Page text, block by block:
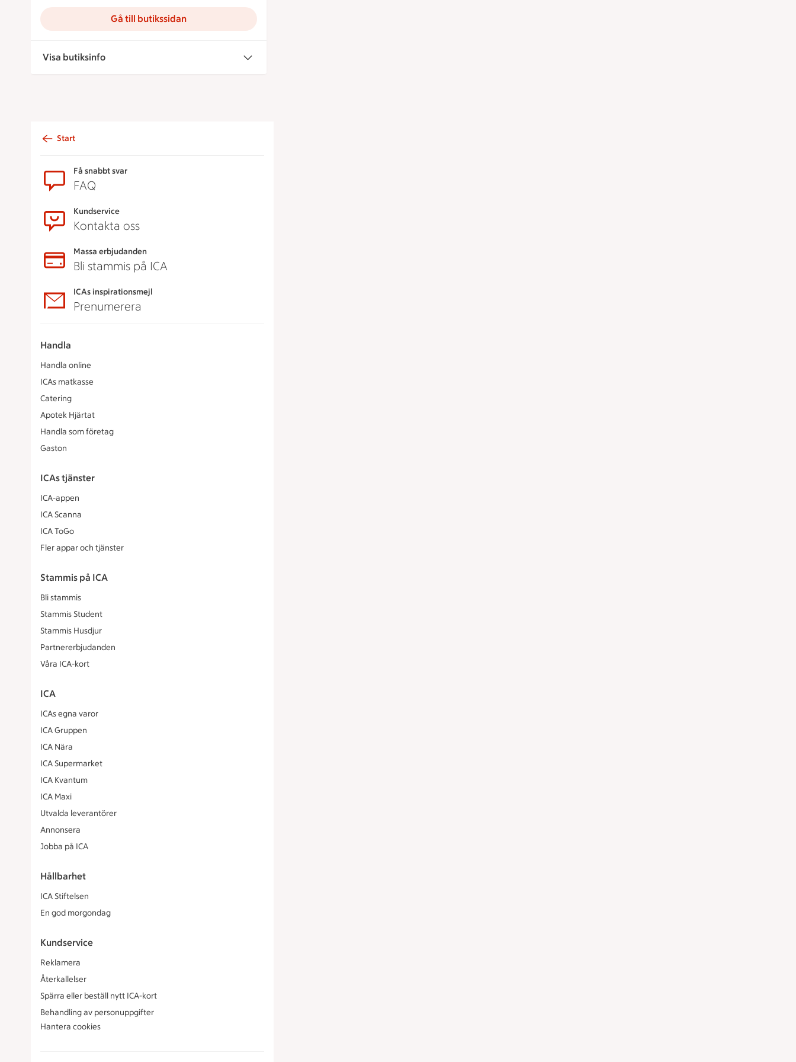
Gå till butikssidan
Visa butiksinfo
Start
Få snabbt svar
FAQ
Kundservice
Kontakta oss
Massa erbjudanden
Bli stammis på ICA
ICAs inspirationsmejl
Prenumerera
Handla
Handla online
ICAs matkasse
Catering
Apotek Hjärtat
Handla som företag
Gaston
ICAs tjänster
ICA-appen
ICA Scanna
ICA ToGo
Fler appar och tjänster
Stammis på ICA
Bli stammis
Stammis Student
Stammis Husdjur
Partnererbjudanden
Våra ICA-kort
ICA
ICAs egna varor
ICA Gruppen
ICA Nära
ICA Supermarket
ICA Kvantum
ICA Maxi
Utvalda leverantörer
Annonsera
Jobba på ICA
Hållbarhet
ICA Stiftelsen
En god morgondag
Kundservice
Reklamera
Återkallelser
Spärra eller beställ nytt ICA-kort
Behandling av personuppgifter
Hantera cookies